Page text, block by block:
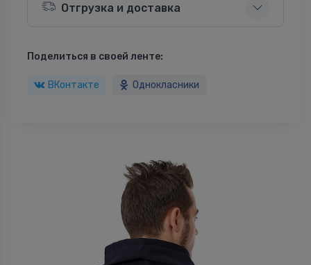
Отгрузка и доставка
Поделиться в своей ленте:
ВКонтакте Однокласники